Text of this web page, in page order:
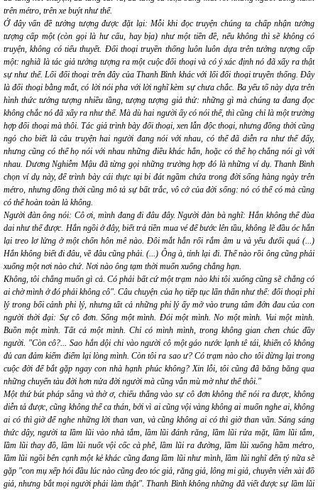
trên métro, trên xe buýt như thế.
Ở đây vấn đề tưởng tượng được đặt lại: Mỗi khi đọc truyện chúng ta chấp nhận tưởng
tượng cấp một (còn gọi là hư cấu, hay bịa) như một tiền đề, nếu không thì sẽ không có
truyện, không có tiểu thuyết. Đối thoại truyền thống luôn luôn dựa trên tưởng tượng cấp
một: nghiã là tác giả tưởng tượng ra một cuộc đối thoại và có ý xác định nó đã xẩy ra thật
sự như thế. Lối đối thoại trên đây của Thanh Bình khác với lối đối thoại truyền thống. Đây
là đối thoại bằng mắt, có lời nói pha với lời nghĩkèm sựchưa chắc. Ba yếu tố này dựa trên
hình thức tưởng tượng nhiều tầng, tượng tượng giả thử: những gì mà chúng ta đang đọc
không chắcnó đã xẩy ra như thế. Mà dù hai người ấy có nói thế, thì cũng chỉ là một trường
hợp đối thoạimà thôi. Tác giả trình bày đối thoại, xen lẫn độc thoại, nhưng đồng thời cũng
ngỏ cho biết là câu truyện hai người đang nói với nhau, có thể đã diễn ra như thế đấy,
nhưng cũng có thể họ nói với nhau những điều khác hẳn, hoặc có thể họ chẳng nói gì với
nhau. Dương Nghiễm Mậu đã từng gọi những trường hợp đó là những ví dụ. Thanh Bình
chọn ví dụnày, để trình bày cái thực tại bi đát ngầm chứa trong đời sống hàng ngày trên
métro, nhưng đồng thời cũng mô tả sự bất trắc, vô cớ của đời sống: nó có thểcómà cũng
có thể hoàn toàn là không.
Người đàn ông nói: Cô ơi, mình đang đi đâu đây.Người đàn bà nghĩ:Hắn không thể đùa
dai như thế được. Hắn ngồi ở đây, biết trả tiền mua vé để bước lên tầu, không lẽ đầu óc hắn
lại treo lơ lửng ở một chốn hôn mê nào. Đôi mắt hắn rối rắm âm u và yếu đưối quá (...)
Hắn không biết đi đâu, về đâu cũng phải. (...) Ông à, tỉnh lại đi. Thể nào rồi ông cũng phải
xuống một nơi nào chứ. Nơi nào ông tạm thời muốn xuống chẳng hạn.
Không, tôi chẳng muốn gì cả. Có phải bất cứ một trạm nào khi tôi xuống cũng sẽ chẳng có
ai chờ mình ở đó phải không cô". Câu chuyện của họ tiếp tục lẩn thẩn như thế: đối thoại phi
lý trong bối cảnh phi lý, nhưng tất cả những phi lý ấy mở vào trung tâm đớn đau của con
người thời đại: Sự cô đơn. Sống một mình. Đói một mình. No một mình. Vui một mình.
Buồn một mình. Tất cả một mình. Chỉ có mình mình, trong không gian chen chúc đầy
người. "Còn cô?... Sao hắn dội chi vào người cô một gáo nước lạnh tê tái, khiến cô không
đủ can đảm kiểm điểm lại lòng mình. Còn tôi ra sao ư? Có trạm nào cho tôi dừng lại trong
cuộc đời để bắt gặp ngay con nhà hạnh phúc không? Xin lỗi, tôi cũng đã băng băng qua
những chuyến tàu đời hơn nửa đời người mà cũng vẫn mù mờ như thế thôi."
Một thứ bút pháp sẵng và thờ ơ, chiếu thẳng vào sự cô đơn không thể nói ra được, không
diễn tả được, cũng không thể ca thán, bởi vì ai cũng vội vàng không ai muốn nghe ai, không
ai có thì giờ để nghe những lời than van, và cũng không ai có thì giờ than vãn. Sáng sáng
thức dậy, người ta lầm lũi vào nhà tắm, lầm lũi đánh răng, lầm lũi rửa mặt, lầm lũi tắm,
lầm lũi thay đồ, lầm lũi nuốt vội cốc cà phê, lầm lũi ra đường, lầm lũi xuống hầm métro,
lầm lũi ngồi bên cạnh một kẻ khác cũng đang lầm lũi như mình, lầm lũi nghĩ đến tý nữa sẽ
gặp "con mụ xếp hói đầu lúc nào cũng đeo tóc giả, răng giả, lông mi giả, chuyên viên xài đồ
giả, nhưng bắt mọi người phải làm thật".Thanh Bình không những đã viết đượcsự lầm lũi